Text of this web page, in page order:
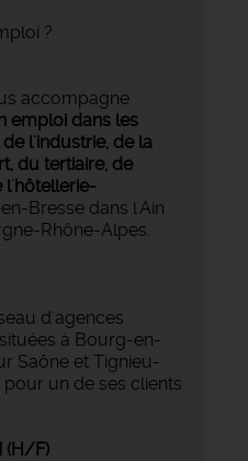
?
accompagne
emploi dans les
l'industrie, de la
du tertiaire, de
l'hôtellerie-
Bresse dans l'Ain
Rhône-Alpes.
d'agences
à Bourg-en-
Saône et Tignieu-
un de ses clients
(H/F)